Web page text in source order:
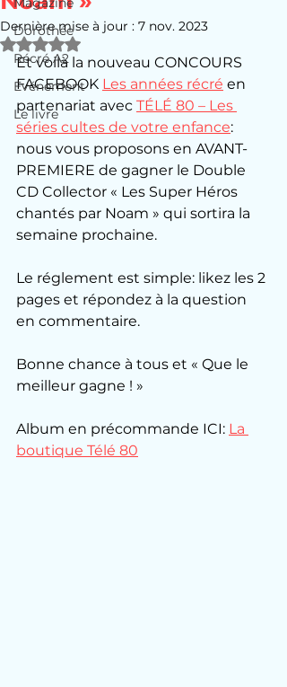
Dorothée
Récré A2
Evénement
Le livre
Dernière mise à jour : 7 nov. 2023
Noté NaN étoiles sur 5.
Et voilà la nouveau CONCOURS
FACEBOOK Les années récré en
partenariat avec TÉLÉ 80 – Les
séries cultes de votre enfance:
nous vous proposons en AVANT-
PREMIERE de gagner le Double
CD Collector « Les Super Héros
chantés par Noam » qui sortira la
semaine prochaine.
Le réglement est simple: likez les 2
pages et répondez à la question
en commentaire.
Bonne chance à tous et « Que le
meilleur gagne ! »
Album en précommande ICI: La
boutique Télé 80